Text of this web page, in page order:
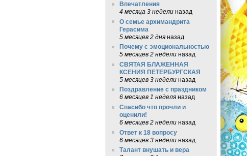
Впечатления
4 месяца 3 неделиназад
О семье архимандрита
Герасима
5 месяцев 2 дняназад
Почему с эмоциональностью
5 месяцев 2 неделиназад
СВЯТАЯ БЛАЖЕННАЯ
КСЕНИЯ ПЕТЕРБУРГСКАЯ
5 месяцев 3 неделиназад
Поздравление с праздником
6 месяцев 1 неделяназад
Спасибо что прочли и
оценили!
6 месяцев 2 неделиназад
Ответ к 18 вопросу
6 месяцев 3 неделиназад
Талант внушать и вера